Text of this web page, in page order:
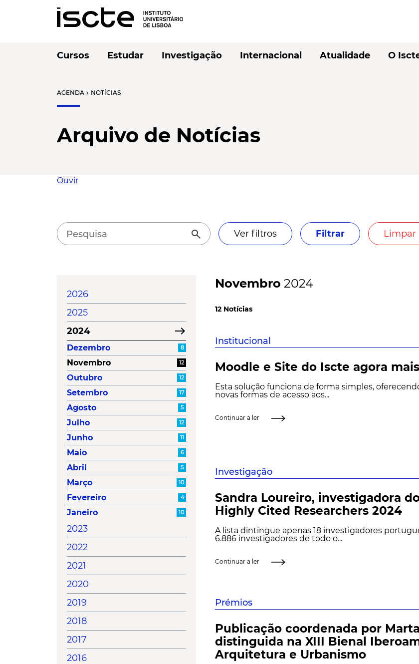
Cursos Estudar Investigação Internacional Atualidade O
AGENDA chevron_right NOTÍCIAS
Arquivo de Notícias
Ouvir
search Ver filtros Filtrar Limpar
2026
2025
2024
east
Dezembro 8
Novembro 12
Outubro 12
Setembro 17
Agosto 5
Julho 12
Junho 11
Maio 6
Abril 5
Março 10
Fevereiro 4
Janeiro 10
2023
2022
2021
2020
2019
2018
2017
2016
Novembro 2024
12 Notícias
Institucional
Moodle e Site do Iscte agora
Esta solução funciona de forma simples,
novas formas de acesso aos...
Continuar a ler
Investigação
Sandra Loureiro, investigadora
Highly Cited Researchers 2024
A lista dintingue apenas 18 investigadores
6.886 investigadores de todo o...
Continuar a ler
Prémios
Publicação coordenada por
distinguida na XIII Bienal
Arquitetura e Urbanismo